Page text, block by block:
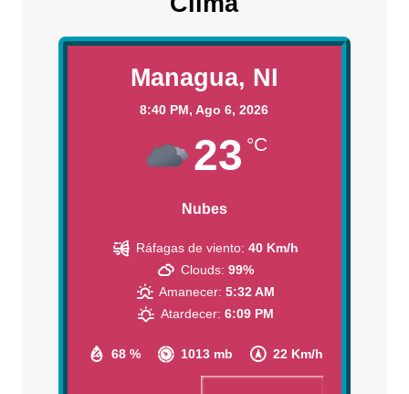
Managua, NI
8:40 PM,Ago 6, 2026
23 °C
Nubes
68 % 1013 mb 22 Km/h
Ráfagas de viento: 40 Km/h
Clouds: 99%
Amanecer: 5:32 AM
Atardecer: 6:09 PM